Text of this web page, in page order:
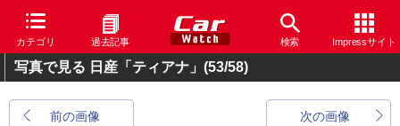
カテゴリ 過去記事 検索 Impressサイト
写真で見る 日産「ティアナ」 (53/58)
前の画像 次の画像